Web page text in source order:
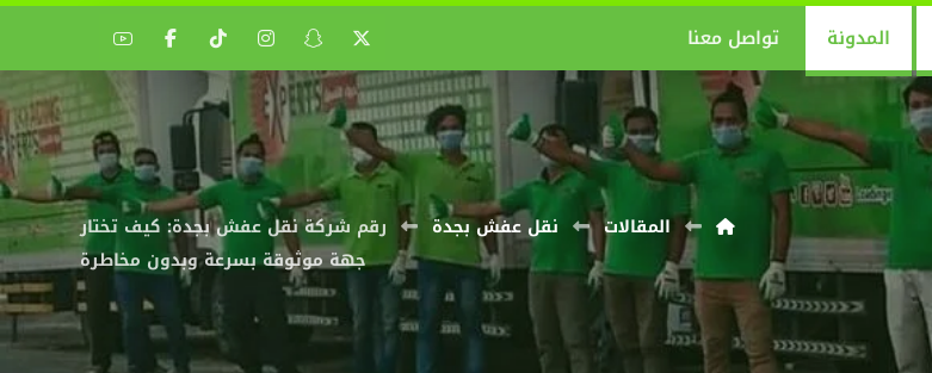
المدونة تواصل معنا
المقالات نقل عفش بجدة
رقم شركة نقل عفش بجدة: كيف تختار
جهة موثوقة بسرعة وبدون مخاطرة